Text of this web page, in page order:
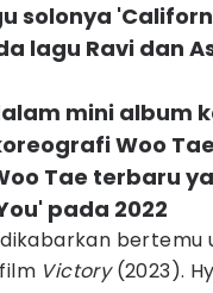
solonya
lagu Ravi dan
mini album
Woo Tae
Tae terbaru
pada 2022
dikabarkan bertemu
Victory(2023).